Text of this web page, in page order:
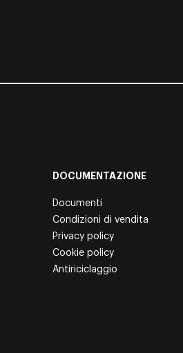
DOCUMENTAZIONE
Documenti
Condizioni di vendita
Privacy policy
Cookie policy
Antiriciclaggio